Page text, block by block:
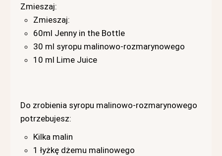
Zmieszaj:
Zmieszaj:
60ml Jenny in the Bottle
30 ml syropu malinowo-rozmarynowego
10 ml Lime Juice
Do zrobienia syropu malinowo-rozmarynowego
potrzebujesz:
Kilka malin
1 łyżkę dżemu malinowego